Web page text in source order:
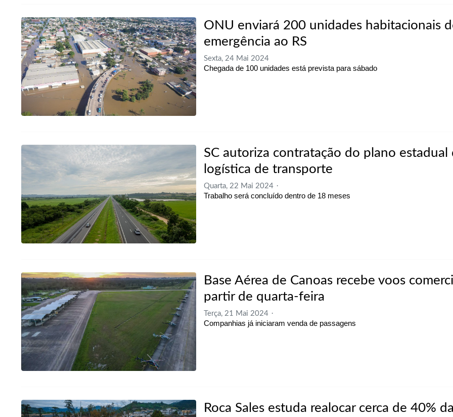
ONU enviará 200 unidades habitacionais
emergência ao RS
Sexta, 24 Mai 2024
Chegada de 100 unidades está prevista para sábado
SC autoriza contratação do plano estadual
logística de transporte
Quarta, 22 Mai 2024
Trabalho será concluído dentro de 18 meses
Base Aérea de Canoas recebe voos
partir de quarta-feira
Terça, 21 Mai 2024
Companhias já iniciaram venda de passagens
Roca Sales estuda realocar cerca de 40%